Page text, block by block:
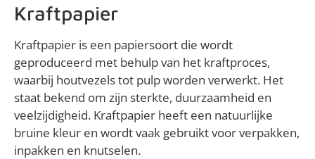
Kraftpapier
Kraftpapier is een papiersoort die wordt
geproduceerd met behulp van het kraftproces,
waarbij houtvezels tot pulp worden verwerkt. Het
staat bekend om zijn sterkte, duurzaamheid en
veelzijdigheid. Kraftpapier heeft een natuurlijke
bruine kleur en wordt vaak gebruikt voor verpakken,
inpakken en knutselen.